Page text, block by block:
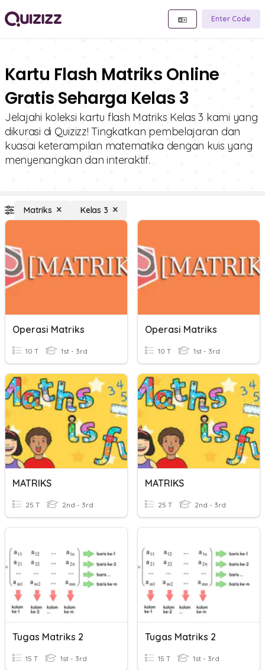
Enter Code
Kartu Flash Matriks Online
Gratis Seharga Kelas 3
Jelajahi koleksi kartu flash Matriks Kelas 3 kami yang
dikurasi di Quizizz! Tingkatkan pembelajaran dan
kuasai keterampilan matematika dengan kuis yang
menyenangkan dan interaktif.
Matriks Kelas 3
Operasi Matriks
10 T 1st - 3rd
Operasi Matriks
10 T 1st - 3rd
MATRIKS
25 T 2nd - 3rd
MATRIKS
25 T 2nd - 3rd
Tugas Matriks 2
15 T 1st - 3rd
Tugas Matriks 2
15 T 1st - 3rd